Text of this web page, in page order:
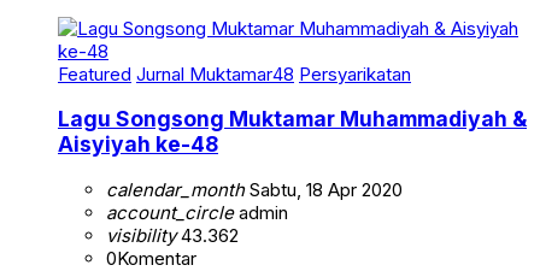
Featured Jurnal Muktamar48 Persyarikatan
Lagu Songsong Muktamar Muhammadiyah &
Aisyiyah ke-48
calendar_monthSabtu, 18 Apr 2020
account_circleadmin
visibility43.362
0Komentar